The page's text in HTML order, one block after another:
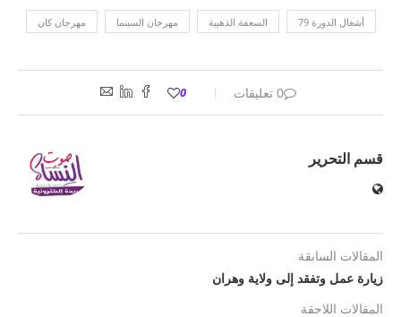
أشغال الدورة 79 السعفة الذهبية مهرجان السينما مهرجان كان
0 تعليقات 0
قسم التحرير
المقالات السابقة
زيارة عمل وتفقد إلى ولاية وهران
المقالات اللاحقة